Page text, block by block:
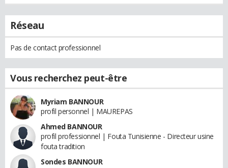
Réseau
Pas de contact professionnel
Vous recherchez peut-être
Myriam BANNOUR
profil personnel | MAUREPAS
Ahmed BANNOUR
profil professionnel | Fouta Tunisienne - Directeur usine
fouta tradition
Sondes BANNOUR